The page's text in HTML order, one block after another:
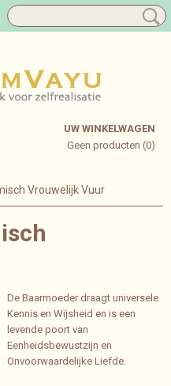
UW WINKELWAGEN
Geen producten (0)
Vrouwelijk Vuur
De Baarmoeder draagt universele
Kennis en Wijsheid en is een
levende poort van
Eenheidsbewustzijn en
Onvoorwaardelijke Liefde.